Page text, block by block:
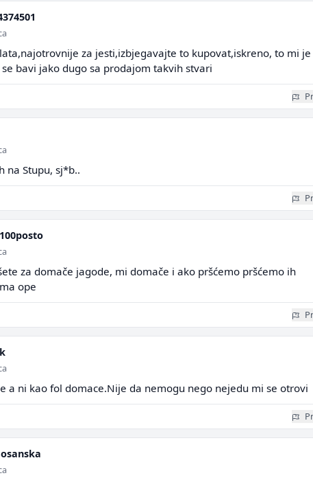
za jesti,izbjegavajte to kupovat,iskreno, to mi je
bavi jako dugo sa prodajom takvih stvari
na Stupu, sj*b..
za domače jagode, mi domače i ako pršćemo pršćemo ih
ope
a ni kao fol domace.Nije da nemogu nego nejedu mi se otrovi